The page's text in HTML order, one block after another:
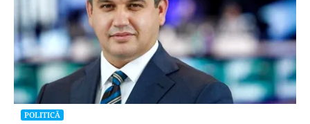
POLITICĂ